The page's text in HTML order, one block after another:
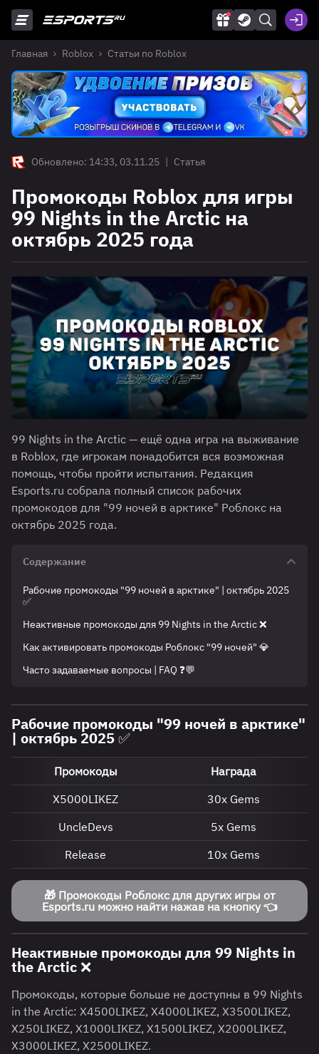
Главная Roblox Статьи по Roblox
Обновлено: 14:33, 03.11.25 | Статья
Промокоды Roblox для игры
99 Nights in the Arctic на
октябрь 2025 года
99 Nights in the Arctic — ещё одна игра на выживание
в Roblox, где игрокам понадобится вся возможная
помощь, чтобы пройти испытания. Редакция
Esports.ru собрала полный список рабочих
промокодов для "99 ночей в арктике" Роблокс на
октябрь 2025 года.
Содержание
Рабочие промокоды "99 ночей в арктике" | октябрь 2025
✅
Неактивные промокоды для 99 Nights in the Arctic ❌
Как активировать промокоды Роблокс "99 ночей" 💎
Часто задаваемые вопросы | FAQ ❓💬
Рабочие промокоды "99 ночей в арктике"
| октябрь 2025 ✅
Промокоды
Награда
X5000LIKEZ
30х Gems
UncleDevs
5х Gems
Release
10х Gems
🎁 Промокоды Роблокс для других игры от
Esports.ru можно найти нажав на кнопку 👈
Неактивные промокоды для 99 Nights in
the Arctic ❌
Промокоды, которые больше не доступны в 99 Nights
in the Arctic: X4500LIKEZ, X4000LIKEZ, X3500LIKEZ,
X250LIKEZ, X1000LIKEZ, X1500LIKEZ, X2000LIKEZ,
X3000LIKEZ, X2500LIKEZ.